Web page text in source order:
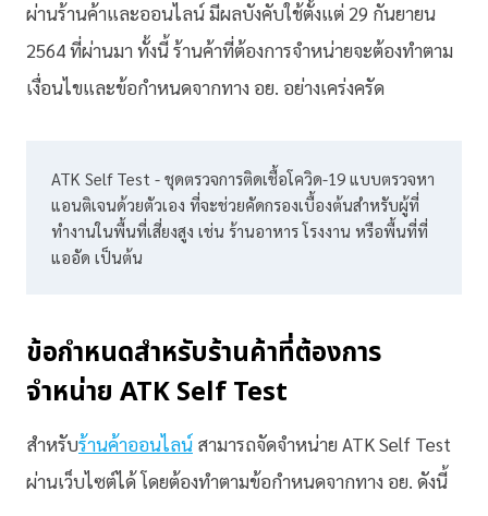
ผ่านร้านค้าและออนไลน์ มีผลบังคับใช้ตั้งแต่ 29 กันยายน
2564 ที่ผ่านมา ทั้งนี้ ร้านค้าที่ต้องการจำหน่ายจะต้องทำตาม
เงื่อนไขและข้อกำหนดจากทาง อย. อย่างเคร่งครัด
ATK Self Test - ชุดตรวจการติดเชื้อโควิด-19 แบบตรวจหา
แอนติเจนด้วยตัวเอง ที่จะช่วยคัดกรองเบื้องต้นสำหรับผู้ที่
ทำงานในพื้นที่เสี่ยงสูง เช่น ร้านอาหาร โรงงาน หรือพื้นที่ที่
แออัด เป็นต้น
ข้อกำหนดสำหรับร้านค้าที่ต้องการ
จำหน่าย ATK Self Test
สำหรับร้านค้าออนไลน์ สามารถจัดจำหน่าย ATK Self Test
ผ่านเว็บไซต์ได้ โดยต้องทำตามข้อกำหนดจากทาง อย. ดังนี้